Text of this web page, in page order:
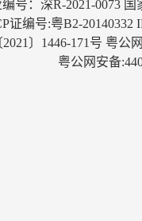
号：深R-2021-0073
证编号:粤B2-20140332
〕1446-171号 粤公
粤公网安备